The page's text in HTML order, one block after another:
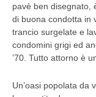
pavè ben disegnato,
di buona condotta in
trancio surgelate e
condomini grigi ed
’70. Tutto attorno è
Un’oasi popolata da